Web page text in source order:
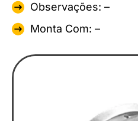
Observações: –
Monta Com: –